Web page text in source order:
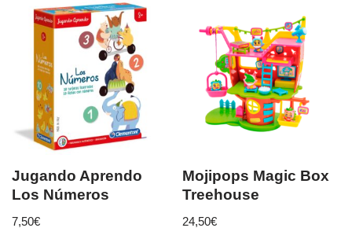
Jugando Aprendo
Los Números
7,50€
Mojipops Magic Box
Treehouse
24,50€